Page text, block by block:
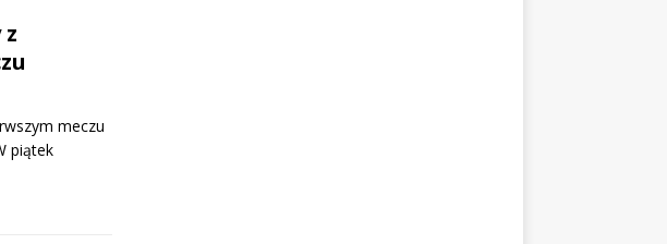
meczu
piątek